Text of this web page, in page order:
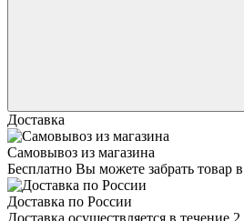
Доставка
Самовывоз из магазина
Бесплатно Вы можете забрать товар
Доставка по России
Доставка осуществляется в